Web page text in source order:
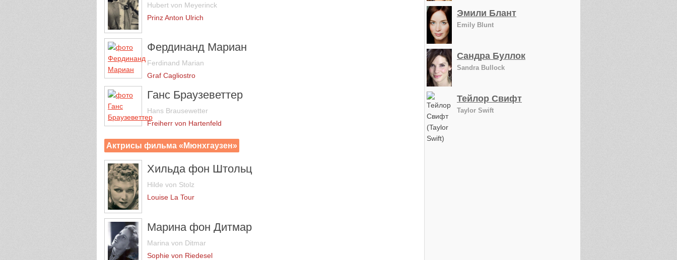
Hubert von Meyerinck
Prinz Anton Ulrich
Фердинанд Мариан
Ferdinand Marian
Graf Cagliostro
Ганс Браузеветтер
Hans Brausewetter
Freiherr von Hartenfeld
Актрисы фильма «Мюнхгаузен»
Хильда фон Штольц
Hilde von Stolz
Louise La Tour
Марина фон Дитмар
Marina von Ditmar
Sophie von Riedesel
Эмили Блант
Emily Blunt
Сандра Буллок
Sandra Bullock
Тейлор Свифт
Taylor Swift